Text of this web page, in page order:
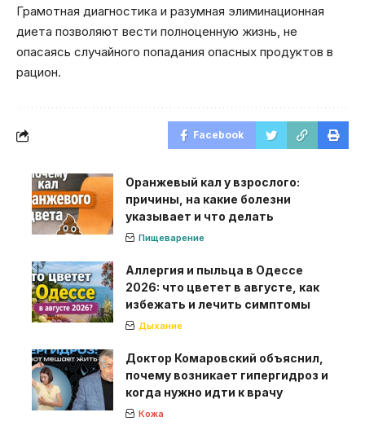
Грамотная диагностика и разумная элиминационная
диета позволяют вести полноценную жизнь, не
опасаясь случайного попадания опасных продуктов в
рацион.
Facebook
Оранжевый кал у взрослого:
причины, на какие болезни
указывает и что делать
Пищеварение
Аллергия и пыльца в Одессе
2026: что цветет в августе, как
избежать и лечить симптомы
Дыхание
Доктор Комаровский объяснил,
почему возникает гипергидроз и
когда нужно идти к врачу
Кожа